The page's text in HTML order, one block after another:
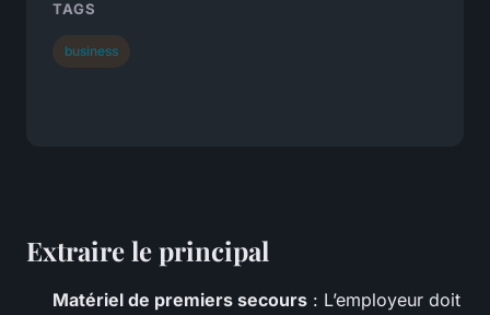
Extraire le principal
Matériel de premiers secours : L’employeur doit
TAGS
business